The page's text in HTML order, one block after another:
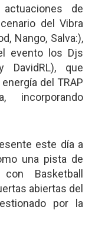
de
del Vibra
Nango, Salva:),
evento los Djs
DavidRL), que
del TRAP
incorporando
este día a
una pista de
Basketball
abiertas del
por la